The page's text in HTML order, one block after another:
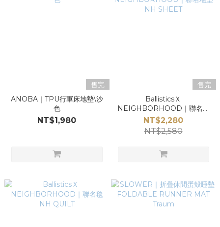
售完
ANOBA｜TPU行軍床地墊\沙
色
NT$1,980
售完
BallisticsＸ
NEIGHBORHOOD｜聯名地
墊 NH SHEET
NT$2,280
NT$2,580